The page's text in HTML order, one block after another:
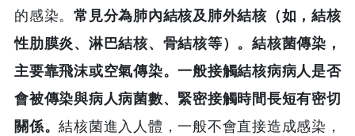
的感染。常見分為肺內結核及肺外結核（如，結核
性肋膜炎、淋巴結核、骨結核等）。結核菌傳染，
主要靠飛沫或空氣傳染。一般接觸結核病病人是否
會被傳染與病人病菌數、緊密接觸時間長短有密切
關係。結核菌進入人體，一般不會直接造成感染，